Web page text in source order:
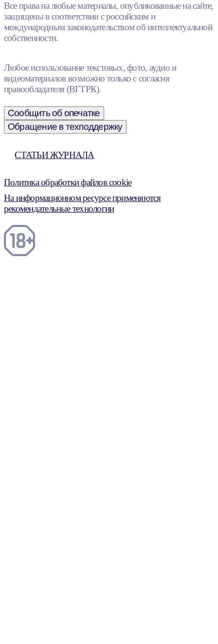
Все права на любые материалы, опубликованные на сайте,
защищены в соответствии с российским и
международным законодательством об интеллектуальной
собственности.
Любое использование текстовых, фото, аудио и
видеоматериалов возможно только с согласия
правообладателя (ВГТРК).
Сообщить об опечатке
Обращение в техподдержку
СТАТЬИ ЖУРНАЛА
Политика обработки файлов cookie
На информационном ресурсе применяются
рекомендательные технологии